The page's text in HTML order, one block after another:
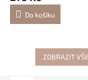
Do košíku
ZOBRAZIT